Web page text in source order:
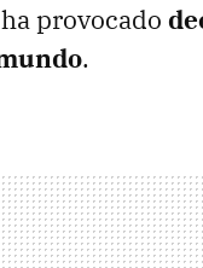
provocado
.